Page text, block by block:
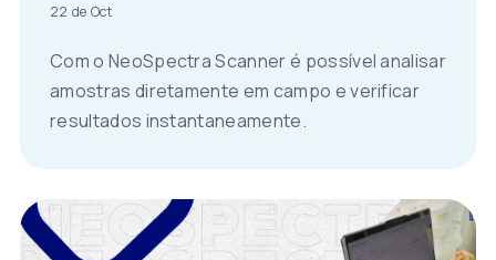
22 de Oct
Com o NeoSpectra Scanner é possível analisar
amostras diretamente em campo e verificar
resultados instantaneamente.